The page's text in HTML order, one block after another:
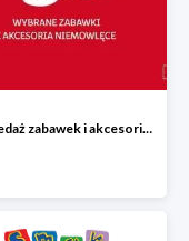
Wyprzedaż zabawek i akcesoriów niemowlęcych w Smyku do -50%